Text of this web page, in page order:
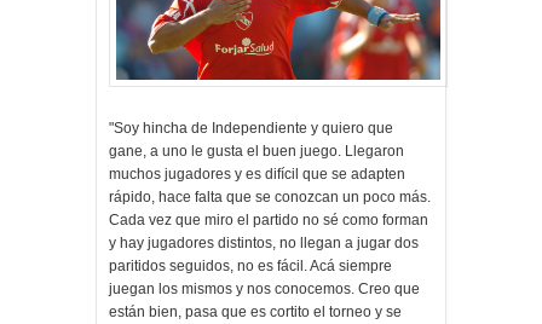
"Soy hincha de Independiente y quiero que
gane, a uno le gusta el buen juego. Llegaron
muchos jugadores y es difícil que se adapten
rápido, hace falta que se conozcan un poco más.
Cada vez que miro el partido no sé como forman
y hay jugadores distintos, no llegan a jugar dos
paritidos seguidos, no es fácil. Acá siempre
juegan los mismos y nos conocemos. Creo que
están bien, pasa que es cortito el torneo y se